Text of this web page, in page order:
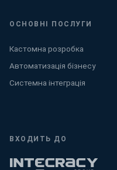
ОСНОВНІ ПОСЛУГИ
Кастомна розробка
Автоматизація бізнесу
Системна інтеграція
ВХОДИТЬ ДО